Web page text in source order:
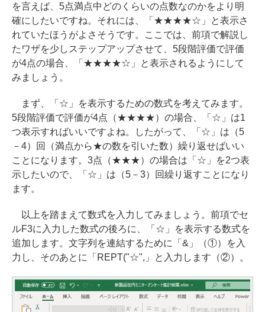
を言えば、5点満点中どのくらいの点数なのかをより明
確にしたいですね。それには、「★★★★☆」と表示さ
れていたほうがよさそうです。ここでは、前項で解説し
たワザを少しステップアップさせて、5段階評価で評価
が4点の場合、「★★★★☆」と表示されるようにして
みましょう。
まず、「☆」を表示するための数式を考えてみます。
5段階評価で評価が4点（★★★★）の場合、「☆」は1
つ表示すればいいですよね。したがって、「☆」は（5
－4）回（満点から★の数を引いた数）繰り返せばいい
ことになります。3点（★★★）の場合は「☆」を2つ表
示したいので、「☆」は（5－3）回繰り返すことになり
ます。
以上を踏まえて数式を入力してみましょう。前項でセ
ルF3に入力した数式の後ろに、「☆」を表示する数式を
追加します。文字列を連結するために「&」（①）を入
力し、そのあとに「REPT("☆",」と入力します（②）。